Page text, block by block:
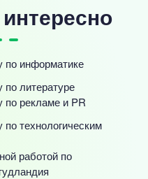
по информатике
литературе
по рекламе и PR
технологическим
работой по